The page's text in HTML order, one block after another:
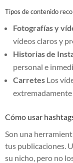
Tipos de contenido
Fotografías y
vídeos claros y
Historias de
personal e
Carretes Los
Cómo usar
Son una
tus publicaciones.
su nicho, pero no